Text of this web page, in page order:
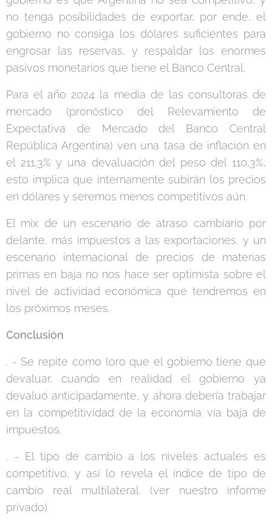
no tenga posibilidades de exportar, por ende, el
gobierno no consiga los dólares suficientes para
engrosar las reservas, y respaldar los enormes
pasivos monetarios que tiene el Banco Central.
Para el año 2024 la media de las consultoras de
mercado (pronóstico del Relevamiento de
Expectativa de Mercado del Banco Central
República Argentina) ven una tasa de inflación en
el 211,3% y una devaluación del peso del 110,3%,
esto implica que internamente subirán los precios
en dólares y seremos menos competitivos aún.
El mix de un escenario de atraso cambiario por
delante, más impuestos a las exportaciones, y un
escenario internacional de precios de materias
primas en baja no nos hace ser optimista sobre el
nivel de actividad económica que tendremos en
los próximos meses.
Conclusión
. - Se repite como loro que el gobierno tiene que
devaluar, cuando en realidad el gobierno ya
devaluó anticipadamente, y ahora debería trabajar
en la competitividad de la economía vía baja de
impuestos.
. - El tipo de cambio a los niveles actuales es
competitivo, y así lo revela el índice de tipo de
cambio real multilateral. (ver nuestro informe
privado)